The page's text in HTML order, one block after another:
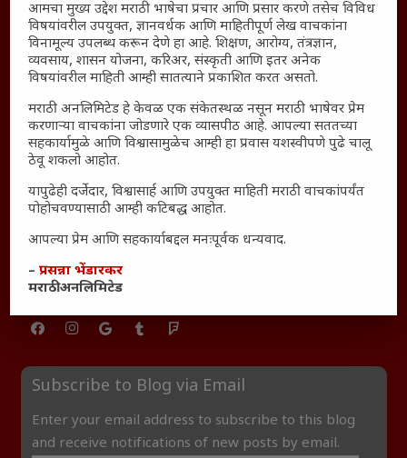
साक्षीदार
₹370 ची बिर्याणी” आणि हरवत चाललेली संवेदनशीलता : आजच्या
तरुणांच्या मनात नेमकं काय चाललंय?
यश आणि आत्मविश्वास: स्वप्नांना वास्तवात बदलण्याची शक्ती
महाराष्ट्रातील बदलत्या हवामानाचा शेतीवर वाढता परिणाम:
शेतकऱ्यांसमोरील नवीन आव्हाने आणि संधी
महाराष्ट्र आणि संपूर्ण भारतातील शेतकऱ्यांना मान्सूनचे महत्त्व
‘कॉकरोच जनता पार्टी’ची वेबसाईट अचानक डाउन; सोशल
मीडियावर चर्चांना उधाण
सार्वजनिक नोंद: पेमेंट डिफॉल्ट प्रकरण – Kris Ankem [FFME]
धावपळीच्या जीवनात शांततेचा शोध – Meditation का आवश्यक
आहे?
Subscribe to Blog via Email
Enter your email address to subscribe to this blog
and receive notifications of new posts by email.
आमचा मुख्य उद्देश मराठी भाषेचा प्रचार आणि प्रसार करणे तसेच विविध
विषयांवरील उपयुक्त, ज्ञानवर्धक आणि माहितीपूर्ण लेख वाचकांना
विनामूल्य उपलब्ध करून देणे हा आहे. शिक्षण, आरोग्य, तंत्रज्ञान,
व्यवसाय, शासन योजना, करिअर, संस्कृती आणि इतर अनेक
विषयांवरील माहिती आम्ही सातत्याने प्रकाशित करत असतो.
मराठी अनलिमिटेड हे केवळ एक संकेतस्थळ नसून मराठी भाषेवर प्रेम
करणाऱ्या वाचकांना जोडणारे एक व्यासपीठ आहे. आपल्या सततच्या
सहकार्यामुळे आणि विश्वासामुळेच आम्ही हा प्रवास यशस्वीपणे पुढे चालू
ठेवू शकलो आहोत.
यापुढेही दर्जेदार, विश्वासार्ह आणि उपयुक्त माहिती मराठी वाचकांपर्यंत
पोहोचवण्यासाठी आम्ही कटिबद्ध आहोत.
आपल्या प्रेम आणि सहकार्याबद्दल मनःपूर्वक धन्यवाद.
–प्रसन्ना भेंडारकर
मराठी अनलिमिटेड